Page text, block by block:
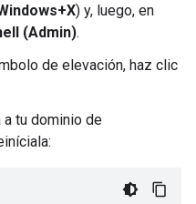
) y, luego, en
(Admin).
de elevación, haz clic
a tu dominio de